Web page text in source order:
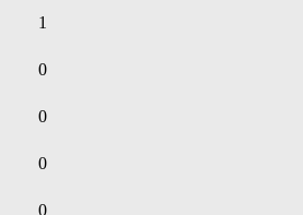
1
0
0
0
0